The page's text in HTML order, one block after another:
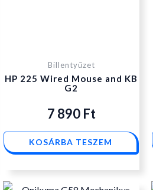
Billentyűzet
HP 225 Wired Mouse and KB
G2
7 890 Ft
KOSÁRBA TESZEM